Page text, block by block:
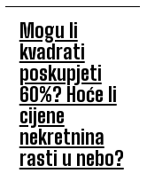
Mogu li
kvadrati
poskupjeti
60%? Hoće li
cijene
nekretnina
rasti u nebo?